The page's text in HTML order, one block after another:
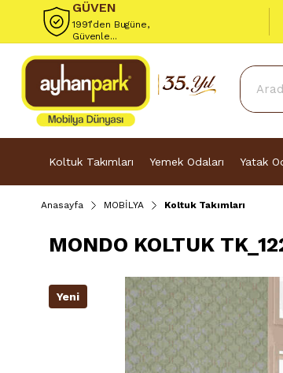
GÜVEN
1991’den Bugüne,
Güvenle...
Koltuk Takımları Yemek Odaları Yatak
Anasayfa MOBİLYA Koltuk Takımları
MONDO KOLTUK
Yeni